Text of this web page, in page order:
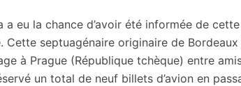
a eu la chance d’avoir été informée de
Cette septuagénaire originaire de
à Prague (République tchèque) entre
un total de neuf billets d’avion en